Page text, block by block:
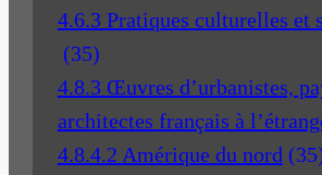
4.6.3 Pratiques culturelles et
(35)
4.8.3 Œuvres d’urbanistes,
architectes français à
4.8.4.2 Amérique du nord